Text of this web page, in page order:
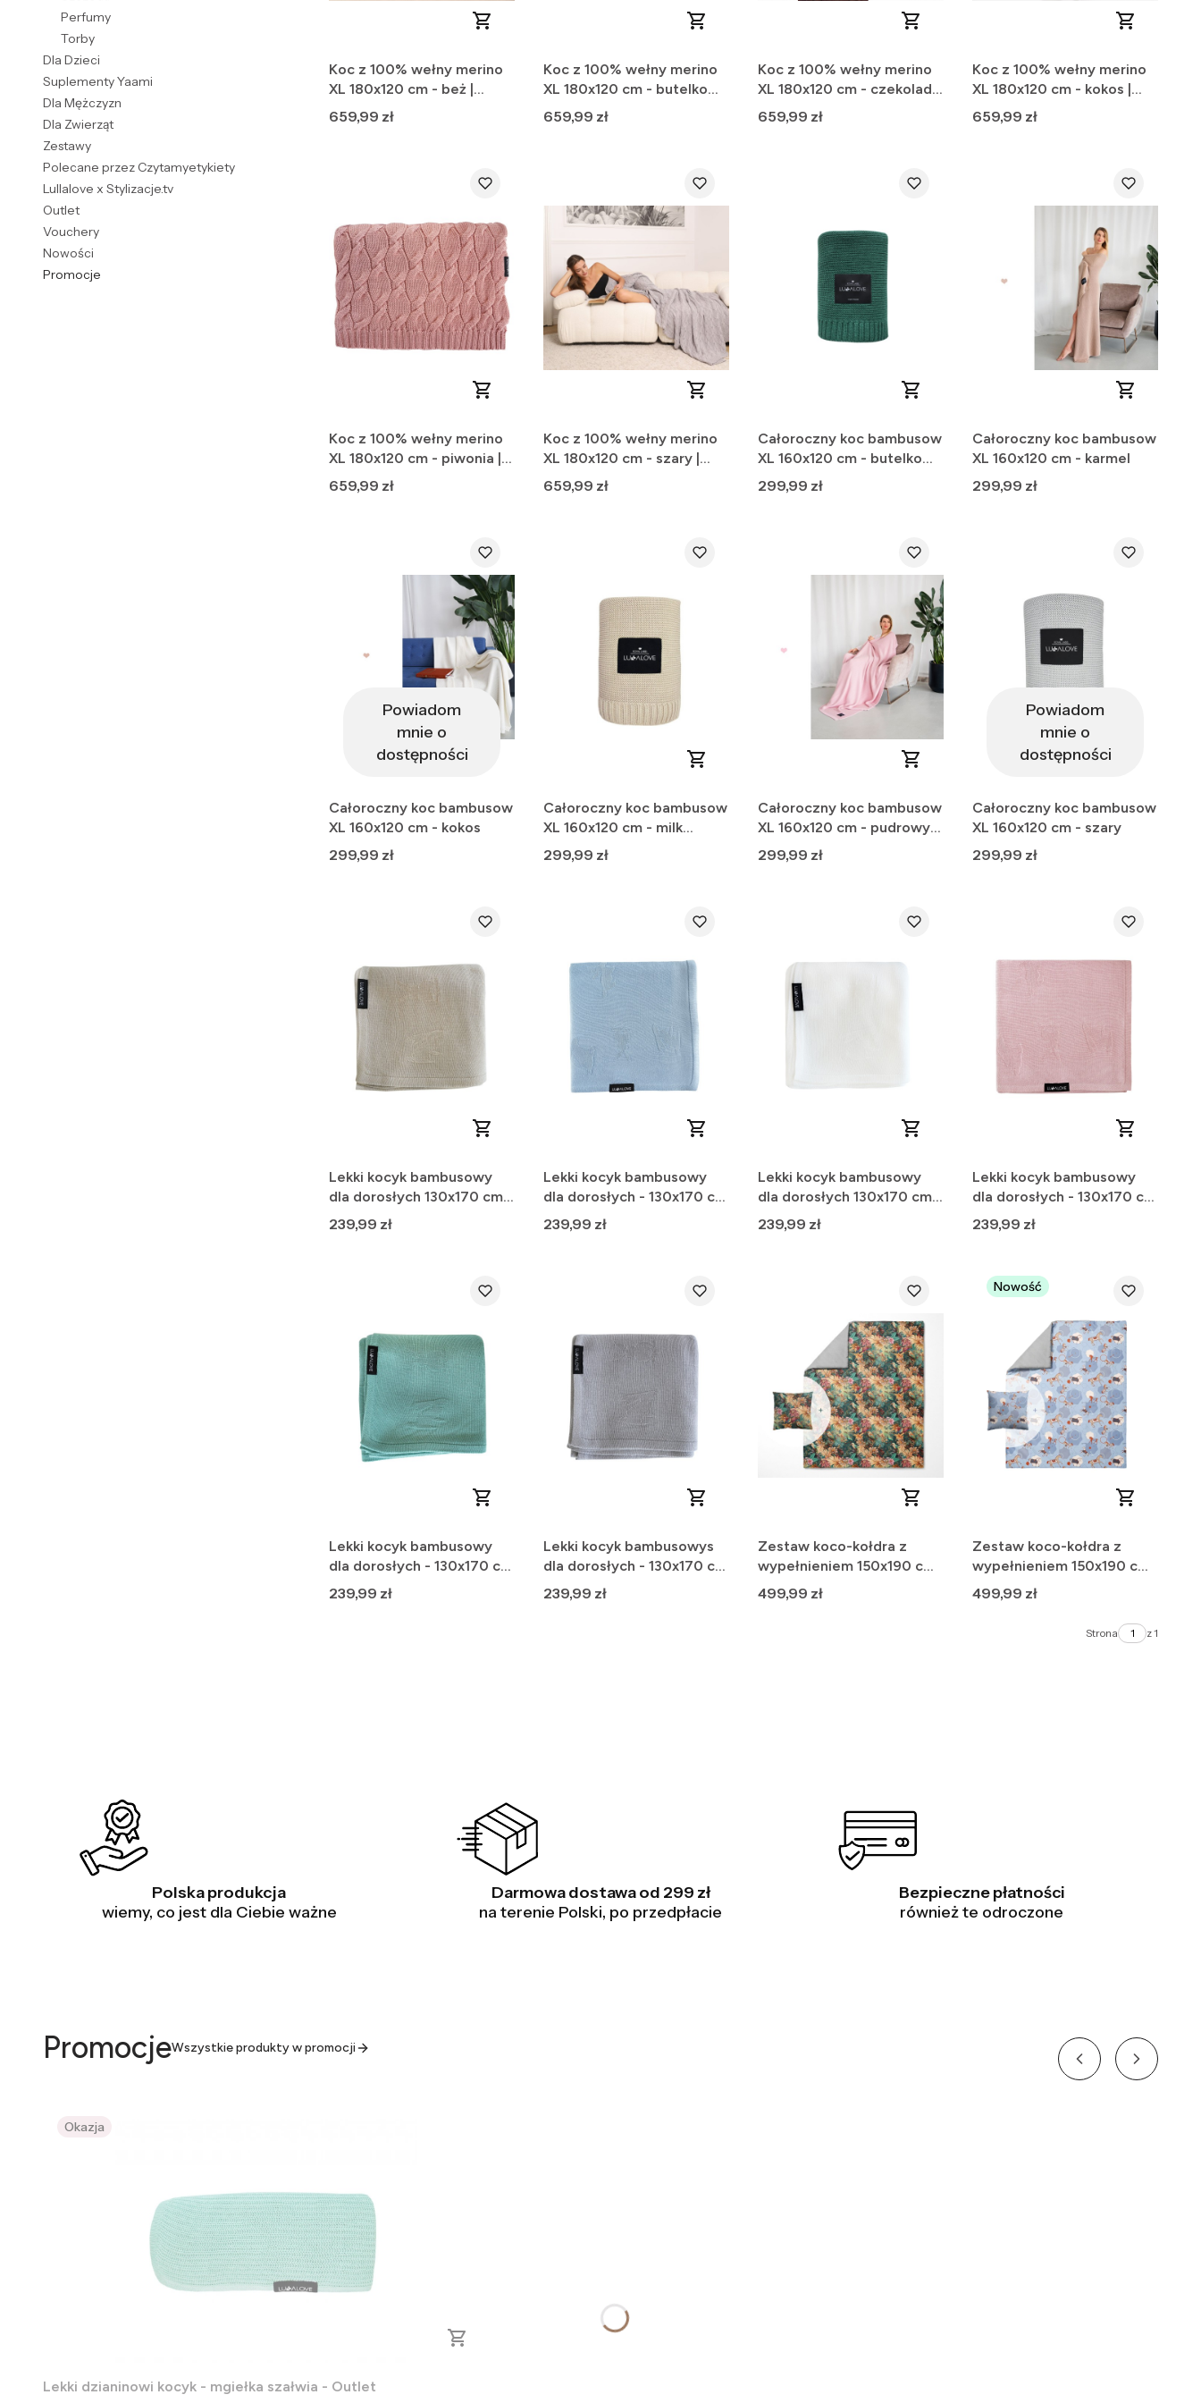
Perfumy
Torby
Dla Dzieci
Suplementy Yaami
Dla Mężczyzn
Dla Zwierząt
Zestawy
Polecane przez Czytamyetykiety
Lullalove x Stylizacje.tv
Outlet
Vouchery
Nowości
Promocje
Koc z 100% wełny merino
XL 180x120 cm - beż |
Premium
Cena
659,99 zł
Koc z 100% wełny merino
XL 180x120 cm - butelkowa
zieleń | Premium
Cena
659,99 zł
Koc z 100% wełny merino
XL 180x120 cm - czekolada
| Premium
Cena
659,99 zł
Koc z 100% wełny merino
XL 180x120 cm - kokos |
Premium
Cena
659,99 zł
Koc z 100% wełny merino
XL 180x120 cm - piwonia |
Premium
Cena
659,99 zł
Koc z 100% wełny merino
XL 180x120 cm - szary |
Premium
Cena
659,99 zł
Całoroczny koc bambusow
XL 160x120 cm - butelkowa
zieleń
Cena
299,99 zł
Całoroczny koc bambusow
XL 160x120 cm - karmel
Cena
299,99 zł
Powiadom
mnie o
dostępności
Całoroczny koc bambusow
XL 160x120 cm - kokos
Cena
299,99 zł
Całoroczny koc bambusow
XL 160x120 cm - milk
coffee, jasny beż
Cena
299,99 zł
Całoroczny koc bambusow
XL 160x120 cm - pudrowy
róż
Cena
299,99 zł
Powiadom
mnie o
dostępności
Całoroczny koc bambusow
XL 160x120 cm - szary
Cena
299,99 zł
Lekki kocyk bambusowy
dla dorosłych 130x170 cm -
beż
Cena
239,99 zł
Lekki kocyk bambusowy
dla dorosłych - 130x170 cm
- błękitny, baby blue
Cena
239,99 zł
Lekki kocyk bambusowy
dla dorosłych 130x170 cm -
kokos
Cena
239,99 zł
Lekki kocyk bambusowy
dla dorosłych - 130x170 cm
- pudrowy róż
Cena
239,99 zł
Lekki kocyk bambusowy
dla dorosłych - 130x170 cm
- szałwia
Cena
239,99 zł
Lekki kocyk bambusowys
dla dorosłych - 130x170 cm
- szary
Cena
239,99 zł
Zestaw koco-kołdra z
wypełnieniem 150x190 cm
+ poszewka na jasiek -
Rajskie Ptaki
Cena
499,99 zł
Nowość
Zestaw koco-kołdra z
wypełnieniem 150x190 cm
+ poszewka na jasiek -
Equestrian
Cena
499,99 zł
Strona z 1
Polska produkcja
wiemy, co jest dla Ciebie ważne
Darmowa dostawa od 299 zł
na terenie Polski, po przedpłacie
Bezpieczne płatności
również te odroczone
PromocjeWszystkie produkty w promocji
Okazja
Lekki dzianinowi kocyk - mgiełka szałwia - Outlet